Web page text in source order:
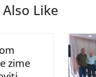
Like
zime